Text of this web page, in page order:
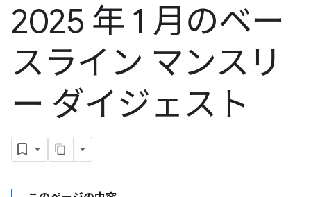
2025 年 1 月のベー
スライン マンスリ
ー ダイジェスト